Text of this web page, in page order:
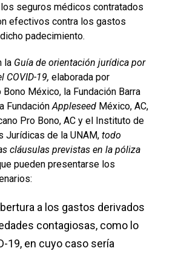
seguros médicos contratados
efectivos contra los gastos
padecimiento.
la Guía de orientación jurídica por
COVID-19, elaborada por
México, la Fundación Barra
Fundación Appleseed México, AC,
Pro Bono, AC y el Instituto de
Jurídicas de la UNAM, todo
cláusulas previstas en la póliza
pueden presentarse los
a los gastos derivados
contagiosas, como lo
19, en cuyo caso sería